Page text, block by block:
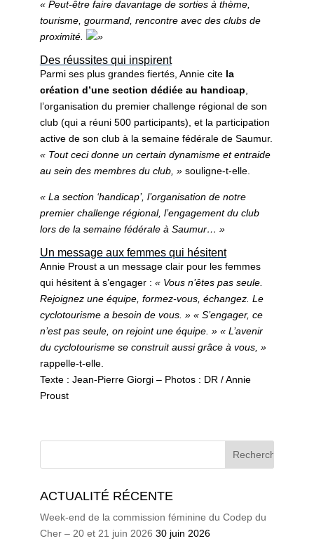
« Peut-être faire davantage de sorties à thème,
tourisme, gourmand, rencontre avec des clubs de
proximité.
»
Des réussites qui inspirent
Parmi ses plus grandes fiertés, Annie cite la
création d’une section dédiée au handicap
l’organisation du premier challenge régional de son
club (qui a réuni 500 participants), et la participation
active de son club à la semaine fédérale de Saumur.
« Tout ceci donne un certain dynamisme et entraide
au sein des membres du club, »souligne-t-elle.
« La section ‘handicap’, l’organisation de notre
premier challenge régional, l’engagement du club
lors de la semaine fédérale à Saumur… »
Un message aux femmes qui hésitent
Annie Proust a un message clair pour les femmes
qui hésitent à s’engager : « Vous n’êtes pas seule.
Rejoignez une équipe, formez-vous, échangez. Le
cyclotourisme a besoin de vous. » « S’engager, ce
n’est pas seule, on rejoint une équipe. » « L’avenir
du cyclotourisme se construit aussi grâce à vous, »
rappelle-t-elle.
Texte : Jean-Pierre Giorgi – Photos : DR / Annie
Proust
ACTUALITÉ RÉCENTE
Week-end de la commission féminine du Codep du
Cher – 20 et 21 juin 2026 30 juin 2026